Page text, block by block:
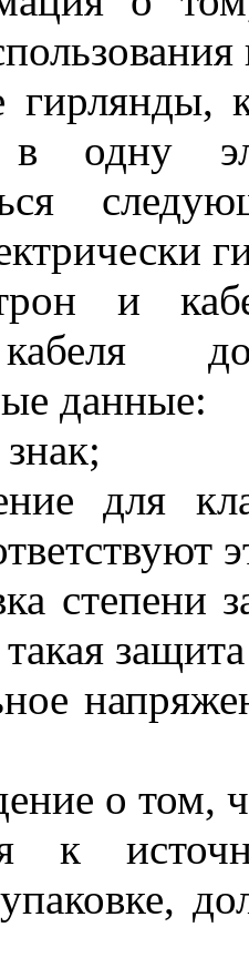
гирлянды,
в одну
и
данные:
для
степени
о том,
к